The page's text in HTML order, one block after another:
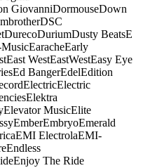
GiovanniDormouseDown
DSC
DurecoDuriumDusty BeatsE
EaracheEarly
East WestEastWestEasy Eye
Ed BangerEdelEdition
ElectricElectric
Elektra
Elevator MusicElite
EmberEmbryoEmerald
EMI ElectrolaEMI-
Endless
Enjoy The Ride